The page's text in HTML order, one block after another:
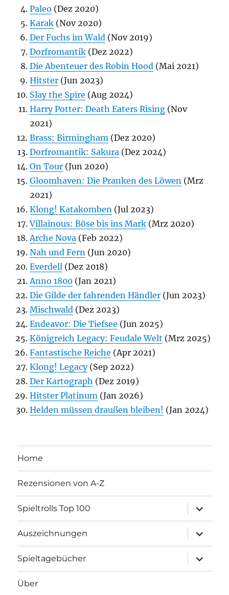
Paleo (Dez 2020)
Karak (Nov 2020)
Der Fuchs im Wald (Nov 2019)
Dorfromantik (Dez 2022)
Die Abenteuer des Robin Hood (Mai 2021)
Hitster (Jun 2023)
Slay the Spire (Aug 2024)
Harry Potter: Death Eaters Rising (Nov
2021)
Brass: Birmingham (Dez 2020)
Dorfromantik: Sakura (Dez 2024)
On Tour (Jun 2020)
Gloomhaven: Die Pranken des Löwen (Mrz
2021)
Klong! Katakomben (Jul 2023)
Villainous: Böse bis ins Mark (Mrz 2020)
Arche Nova (Feb 2022)
Nah und Fern (Jun 2020)
Everdell (Dez 2018)
Anno 1800 (Jan 2021)
Die Gilde der fahrenden Händler (Jun 2023)
Mischwald (Dez 2023)
Endeavor: Die Tiefsee (Jun 2025)
Königreich Legacy: Feudale Welt (Mrz 2025)
Fantastische Reiche (Apr 2021)
Klong! Legacy(Sep 2022)
Der Kartograph (Dez 2019)
Hitster Platinum (Jan 2026)
Helden müssen draußen bleiben! (Jan 2024)
Home
Rezensionen von A-Z
Spieltrolls Top 100
öffnen
Auszeichnungen
öffnen
Spieltagebücher
öffnen
Über